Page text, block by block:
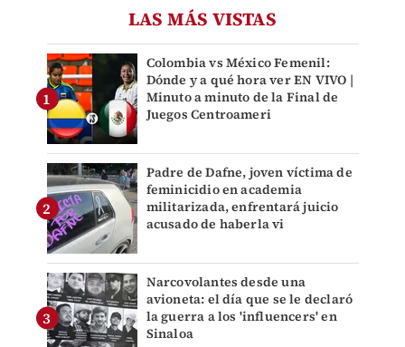
LAS MÁS VISTAS
Colombia vs México Femenil:
Dónde y a qué hora ver EN VIVO |
Minuto a minuto de la Final de
Juegos Centroameri
Padre de Dafne, joven víctima de
feminicidio en academia
militarizada, enfrentará juicio
acusado de haberla vi
Narcovolantes desde una
avioneta: el día que se le declaró
la guerra a los 'influencers' en
Sinaloa